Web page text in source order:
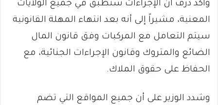
وأكد درف أن الإجراءات ستُطبق في جميع الولايات
المعنية، مشيراً إلى أنه بعد انتهاء المهلة القانونية
سيتم التعامل مع المركبات وفق قانون المال
الضائع والمتروك وقانون الإجراءات الجنائية، مع
الحفاظ على حقوق الملاك.
وشدد الوزير على أن جميع المواقع التي تضم